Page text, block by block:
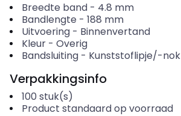
Breedte band- 4.8 mm
Bandlengte - 188 mm
Uitvoering- Binnenvertand
Kleur- Overig
Bandsluiting- Kunststoflipje/-nok
Verpakkingsinfo
100 stuk(s)
Product standaard op voorraad